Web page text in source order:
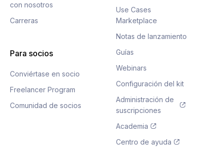
con nosotros
Carreras
Para socios
Conviértase en socio
Freelancer Program
Comunidad de socios
Use Cases
Marketplace
Notas de lanzamiento
Guías
Webinars
Configuración del kit
Administración de
suscripciones
Academia
Centro de ayuda